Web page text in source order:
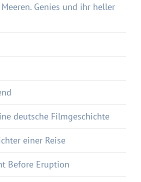
Genies und ihr heller
deutsche Filmgeschichte
einer Reise
Before Eruption